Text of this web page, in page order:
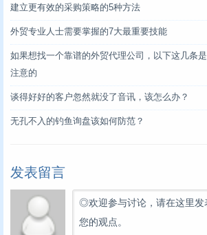
建立更有效的采购策略的5种方法
外贸专业人士需要掌握的7大最重要技能
如果想找一个靠谱的外贸代理公司，以下这几条
注意的
谈得好好的客户忽然就没了音讯，该怎么办？
无孔不入的钓鱼询盘该如何防范？
发表留言
◎欢迎参与讨论，请在这里发
您的观点。